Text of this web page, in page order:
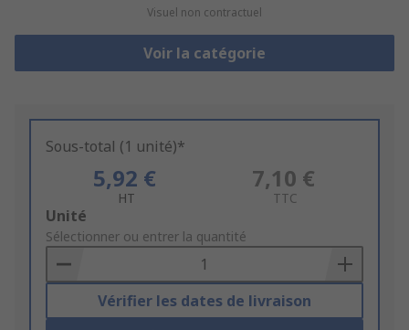
Visuel non contractuel
Voir la catégorie
Sous-total (1 unité)*
5,92 €
HT
7,10 €
TTC
Add
to
Basket
Unité
Sélectionner ou entrer la quantité
Vérifier les dates de livraison